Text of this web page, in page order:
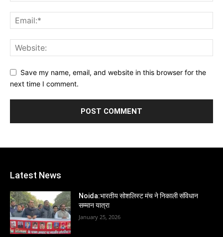
Save my name, email, and website in this browser for the
next time I comment.
Latest News
Noida:भारतीय सोशलिस्ट मंच ने निकाली संविधान
सम्मान यात्रा
January 25, 2026